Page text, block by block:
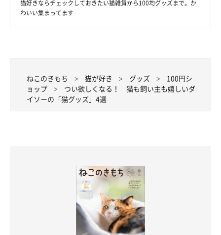
気に入りの猫グッズを探してみてくださいね！
でご投稿いただいた素敵な写真・動画を紹介しています。
参照／Instagram（@kinako_maplecat、@poco_pi.29、
@mutamutaiyaya、@okappan
猫好きならチェックしておきたい猫雑貨から100均グッズまで。か
わいい集まってます
ねこのきもち 猫が好き グッズ
100円シ
ョップ
つい欲しくなる！ 猫も飼い主も嬉しいダ
イソーの「猫グッズ」4選